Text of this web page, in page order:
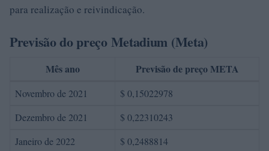
para realização e reivindicação.
Previsão do preço Metadium (Meta)
Mês ano Previsão de preço META
Novembro de 2021
$ 0,15022978
Dezembro de 2021
$ 0,22310243
Janeiro de 2022
$ 0,2488814